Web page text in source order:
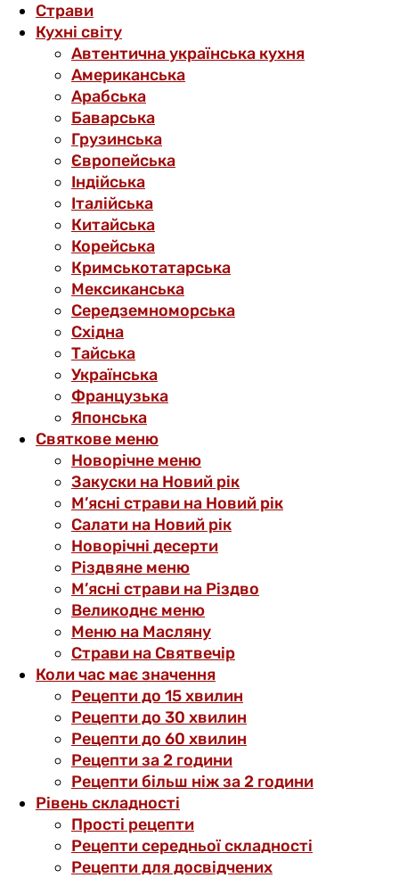
Страви
Кухні світу
Автентична українська кухня
Американська
Арабська
Баварська
Грузинська
Європейська
Індійська
Італійська
Китайська
Корейська
Кримськотатарська
Мексиканська
Середземноморська
Східна
Тайська
Українська
Французька
Японська
Святкове меню
Новорічне меню
Закуски на Новий рік
М’ясні страви на Новий рік
Салати на Новий рік
Новорічні десерти
Різдвяне меню
М’ясні страви на Різдво
Великоднє меню
Меню на Масляну
Страви на Святвечір
Коли час має значення
Рецепти до 15 хвилин
Рецепти до 30 хвилин
Рецепти до 60 хвилин
Рецепти за 2 години
Рецепти більш ніж за 2 години
Рівень складності
Прості рецепти
Рецепти середньої складності
Рецепти для досвідчених